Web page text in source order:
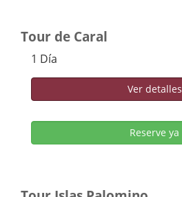
Tour de Caral
1 Día
Ver detalles
Reserve ya